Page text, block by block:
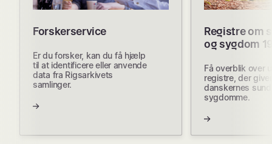
Forskerservice
Er du forsker, kan du få hjælp
til at identificere eller anvende
data fra Rigsarkivets
samlinger.
Registre om
og sygdom
Få overblik over
registre, der
danskernes
sygdomme.